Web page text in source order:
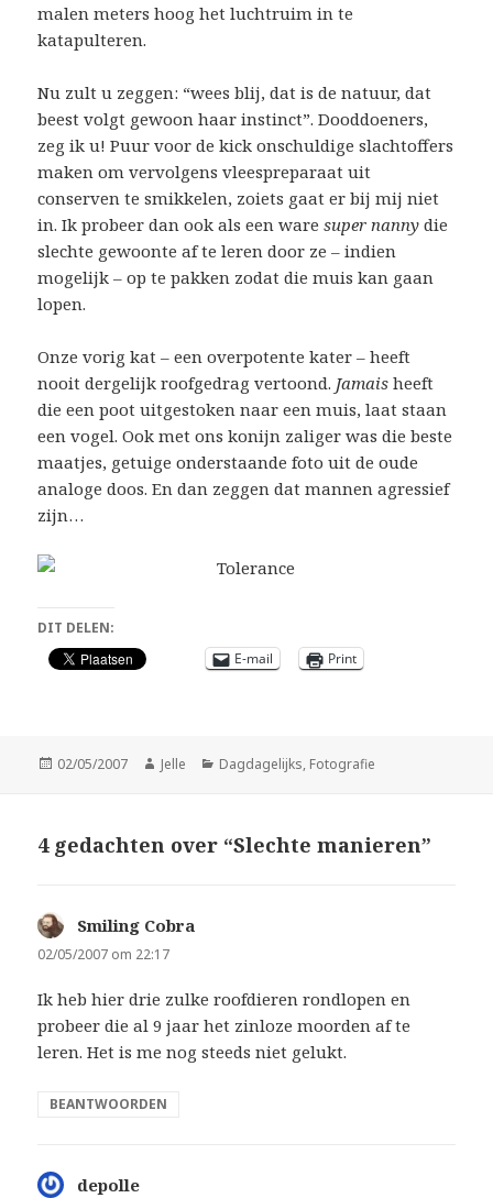
malen meters hoog het luchtruim in te
katapulteren.
Nu zult u zeggen: “wees blij, dat is de natuur, dat
beest volgt gewoon haar instinct”. Dooddoeners,
zeg ik u! Puur voor de kick onschuldige slachtoffers
maken om vervolgens vleespreparaat uit
conserven te smikkelen, zoiets gaat er bij mij niet
in. Ik probeer dan ook als een ware super nanny die
slechte gewoonte af te leren door ze – indien
mogelijk – op te pakken zodat die muis kan gaan
lopen.
Onze vorig kat – een overpotente kater – heeft
nooit dergelijk roofgedrag vertoond. Jamais heeft
die een poot uitgestoken naar een muis, laat staan
een vogel. Ook met ons konijn zaliger was die beste
maatjes, getuige onderstaande foto uit de oude
analoge doos. En dan zeggen dat mannen agressief
zijn…
DIT DELEN:
E-mail
Print
Geplaatst
02/05/2007 Auteur
Jelle Categorieën
Dagdagelijks, Fotografie
4 gedachten over “Slechte manieren”
Smiling Cobra
02/05/2007 om 22:17
Ik heb hier drie zulke roofdieren rondlopen en
probeer die al 9 jaar het zinloze moorden af te
leren. Het is me nog steeds niet gelukt.
BEANTWOORDEN
depolle